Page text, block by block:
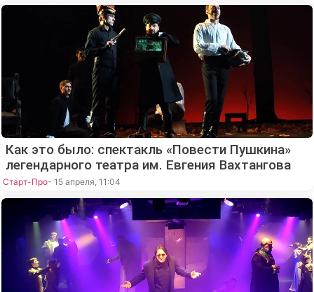
Как это было: спектакль «Повести Пушкина»
легендарного театра им. Евгения Вахтангова
Старт-Про- 15 апреля, 11:04